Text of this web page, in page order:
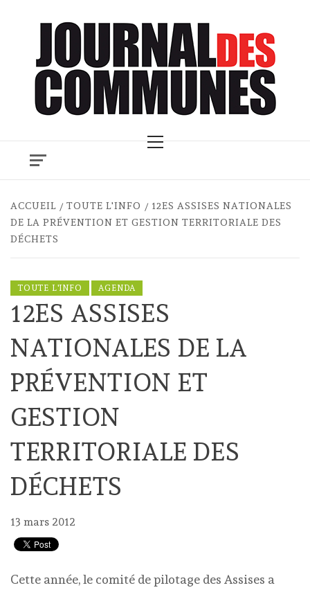
Menu
ACCUEIL TOUTE L'INFO
12ES ASSISES NATIONALES
DE LA PRÉVENTION ET GESTION TERRITORIALE DES
DÉCHETS
TOUTE L'INFO AGENDA
12ES ASSISES
NATIONALES DE LA
PRÉVENTION ET
GESTION
TERRITORIALE DES
DÉCHETS
13 mars 2012
Cette année, le comité de pilotage des Assises a